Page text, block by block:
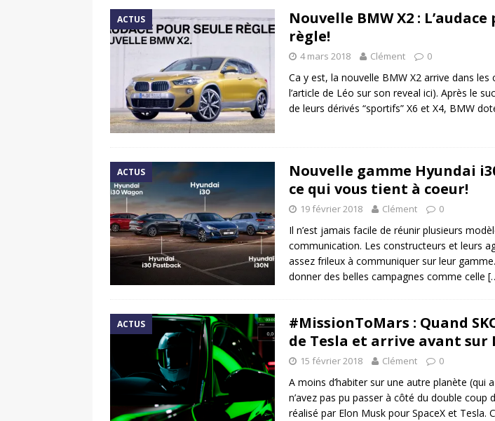
ACTUS
Nouvelle BMW X2 :
règle!
4 mars 2018 Clément 0
Ca y est, la nouvelle BMW X2 arrive dans les
l’article de Léo sur son reveal ici). Après le
de leurs dérivés “sportifs” X6 et X4, BMW
ACTUS
Nouvelle gamme Hyundai
ce qui vous tient à coeur!
19 février 2018 Clément 0
Il n’est jamais facile de réunir plusieurs
communication. Les constructeurs et leurs
assez frileux à communiquer sur leur
donner des belles campagnes comme celle
ACTUS
#MissionToMars : Quand
de Tesla et arrive avant sur
15 février 2018 Clément 0
A moins d’habiter sur une autre planète (qui
n’avez pas pu passer à côté du double coup
réalisé par Elon Musk pour SpaceX et Tesla.